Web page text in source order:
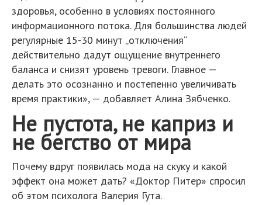
здоровья, особенно в условиях постоянного
информационного потока. Для большинства людей
регулярные 15-30 минут „отключения“
действительно дадут ощущение внутреннего
баланса и снизят уровень тревоги. Главное —
делать это осознанно и постепенно увеличивать
время практики», — добавляет Алина Зябченко.
Не пустота, не каприз и
не бегство от мира
Почему вдруг появилась мода на скуку и какой
эффект она может дать? «Доктор Питер» спросил
об этом психолога Валерия Гута.